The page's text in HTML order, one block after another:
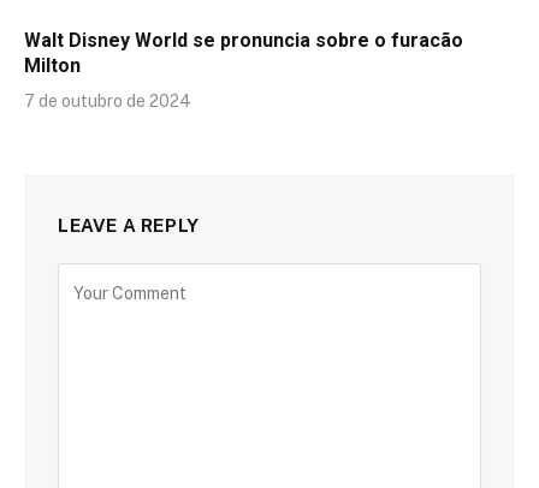
Walt Disney World se pronuncia sobre o furacão
Milton
7 de outubro de 2024
LEAVE A REPLY